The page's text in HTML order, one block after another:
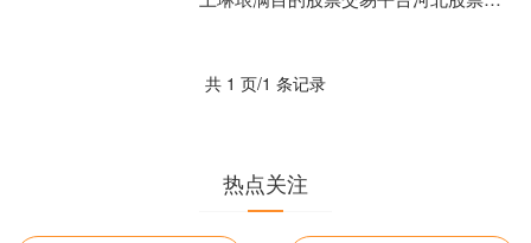
共 1 页/1 条记录
热点关注